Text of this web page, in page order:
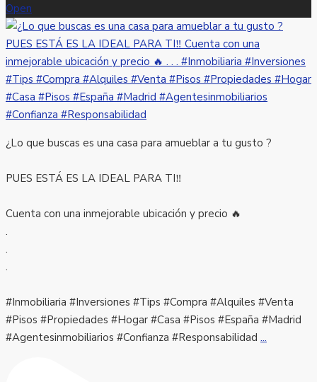
Open
¿Lo que buscas es una casa para amueblar a tu gusto ?
PUES ESTÁ ES LA IDEAL PARA TI‼️
Cuenta con una inmejorable ubicación y precio 🔥
.
.
.
#Inmobiliaria #Inversiones #Tips #Compra #Alquiles #Venta
#Pisos #Propiedades #Hogar #Casa #Pisos #España #Madrid
#Agentesinmobiliarios #Confianza #Responsabilidad ...